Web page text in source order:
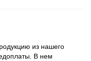
из нашего
В нем